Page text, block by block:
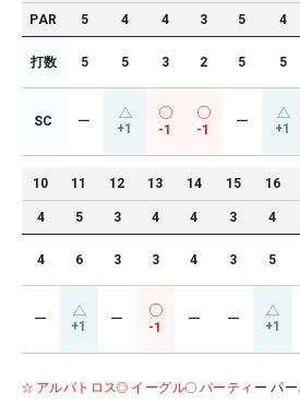
PAR 5 4 4 3 5 4
打数 5 5 3 2 5 5
SC ー +1 -1 -1
ー +1
10 11 12 13 14 15 16
4 5 3 4 4 3 4
4 6 3 3 4 3 5
ー +1 ー
-1
ー ー +1
アルバトロス イーグル バーティ ー パー